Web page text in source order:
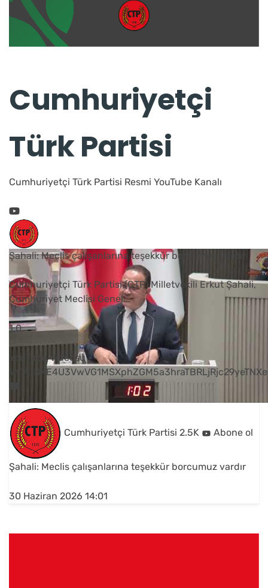
Cumhuriyetçi
Türk Partisi
Cumhuriyetçi Türk Partisi Resmi YouTube Kanalı
Şahali: Meclis çalışanlarına teşekkür borcumuz vardır
Cumhuriyetçi Türk Partisi (CTP) Milletvekili Erkut Şahali,
Cumhuriyet Meclisi Genel...
1 0
YouTube Videosu
Cumhuriyetçi Türk Partisi 2.5K Abone ol
Şahali: Meclis çalışanlarına teşekkür borcumuz vardır
30 Haziran 2026 14:01